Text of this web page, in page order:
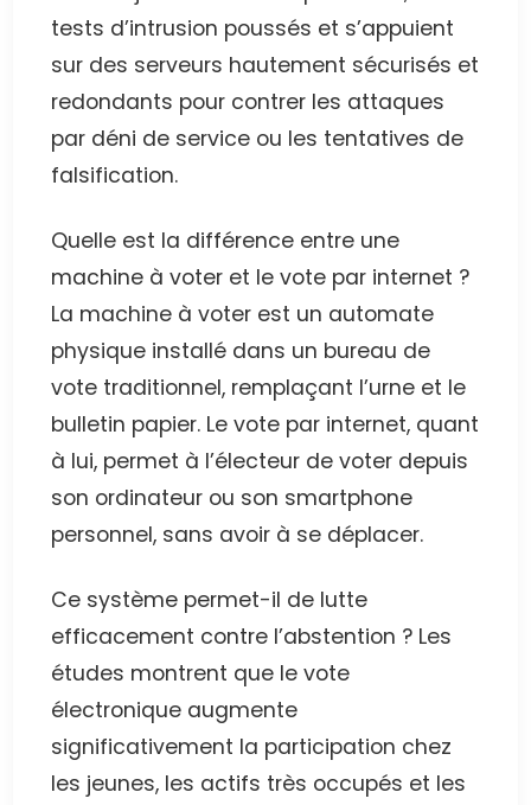
tests d’intrusion poussés et s’appuient
sur des serveurs hautement sécurisés et
redondants pour contrer les attaques
par déni de service ou les tentatives de
falsification.
Quelle est la différence entre une
machine à voter et le vote par internet ?
La machine à voter est un automate
physique installé dans un bureau de
vote traditionnel, remplaçant l’urne et le
bulletin papier. Le vote par internet, quant
à lui, permet à l’électeur de voter depuis
son ordinateur ou son smartphone
personnel, sans avoir à se déplacer.
Ce système permet-il de lutte
efficacement contre l’abstention ? Les
études montrent que le vote
électronique augmente
significativement la participation chez
les jeunes, les actifs très occupés et les